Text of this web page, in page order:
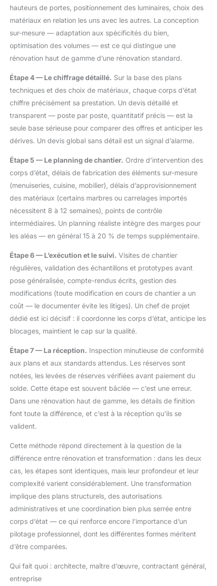
hauteurs de portes, positionnement des luminaires, choix des
matériaux en relation les uns avec les autres. La conception
sur-mesure — adaptation aux spécificités du bien,
optimisation des volumes — est ce qui distingue une
rénovation haut de gamme d’une rénovation standard.
Étape 4 — Le chiffrage détaillé. Sur la base des plans
techniques et des choix de matériaux, chaque corps d’état
chiffre précisément sa prestation. Un devis détaillé et
transparent — poste par poste, quantitatif précis — est la
seule base sérieuse pour comparer des offres et anticiper les
dérives. Un devis global sans détail est un signal d’alarme.
Étape 5 — Le planning de chantier. Ordre d’intervention des
corps d’état, délais de fabrication des éléments sur-mesure
(menuiseries, cuisine, mobilier), délais d’approvisionnement
des matériaux (certains marbres ou carrelages importés
nécessitent 8 à 12 semaines), points de contrôle
intermédiaires. Un planning réaliste intègre des marges pour
les aléas — en général 15 à 20 % de temps supplémentaire.
Étape 6 — L’exécution et le suivi. Visites de chantier
régulières, validation des échantillons et prototypes avant
pose généralisée, compte-rendus écrits, gestion des
modifications (toute modification en cours de chantier a un
coût — le documenter évite les litiges). Un chef de projet
dédié est ici décisif : il coordonne les corps d’état, anticipe les
blocages, maintient le cap sur la qualité.
Étape 7 — La réception. Inspection minutieuse de conformité
aux plans et aux standards attendus. Les réserves sont
notées, les levées de réserves vérifiées avant paiement du
solde. Cette étape est souvent bâclée — c’est une erreur.
Dans une rénovation haut de gamme, les détails de finition
font toute la différence, et c’est à la réception qu’ils se
valident.
Cette méthode répond directement à la question de la
différence entre rénovation et transformation : dans les deux
cas, les étapes sont identiques, mais leur profondeur et leur
complexité varient considérablement. Une transformation
implique des plans structurels, des autorisations
administratives et une coordination bien plus serrée entre
corps d’état — ce qui renforce encore l’importance d’un
pilotage professionnel, dont les différentes formes méritent
d’être comparées.
Qui fait quoi : architecte, maître d’œuvre, contractant général,
entreprise